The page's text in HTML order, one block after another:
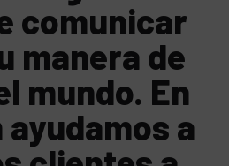
comunicar
manera de
mundo. En
a